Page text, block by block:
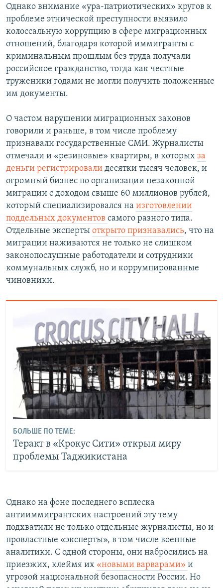
Однако внимание «ура-патриотических» кругов к
проблеме этнической преступности выявило
колоссальную коррупцию в сфере миграционных
отношений, благодаря которой иммигранты с
криминальным прошлым без труда получали
российское гражданство, тогда как честные
труженики годами не могли получить положенные
им документы.
О частом нарушении миграционных законов
говорили и раньше, в том числе проблему
признавали государственные СМИ. Журналисты
отмечали и «резиновые» квартиры, в которых за
деньги регистрировали десятки тысяч человек, и
огромный бизнес по организации незаконной
миграции с доходом свыше 60 миллионов рублей,
который специализировался на изготовлении
поддельных документов самого разного типа.
Отдельные эксперты открыто признавались, что на
миграции наживаются не только не слишком
законопослушные работодатели и сотрудники
коммунальных служб, но и коррумпированные
чиновники.
БОЛЬШЕ ПО ТЕМЕ:
Теракт в «Крокус Сити» открыл миру
проблемы Таджикистана
Однако на фоне последнего всплеска
антииммигрантских настроений эту тему
подхватили не только отдельные журналисты, но и
провластные «эксперты», в том числе военные
аналитики. С одной стороны, они набросились на
приезжих, клеймя их «новыми варварами» и
угрозой национальной безопасности России. Но